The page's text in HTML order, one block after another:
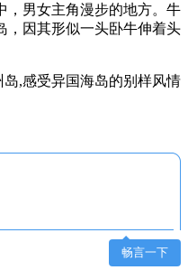
，男女主角漫步的地方。牛
，因其形似一头卧牛伸着头
,感受异国海岛的别样风情
畅言一下